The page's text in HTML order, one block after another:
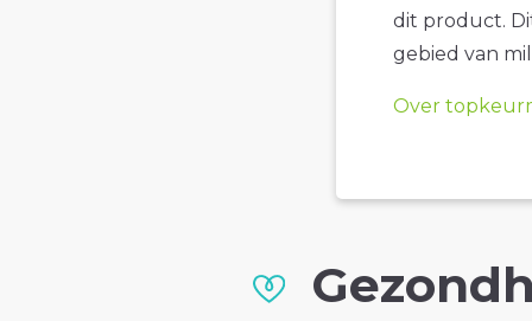
dit product.
gebied van
Over